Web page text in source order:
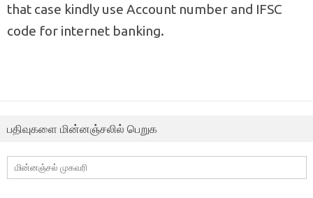
that case kindly use Account number and IFSC
code for internet banking.
பதிவுகளை மின்னஞ்சலில் பெறுக
மின்னஞ்சல்
முகவரி